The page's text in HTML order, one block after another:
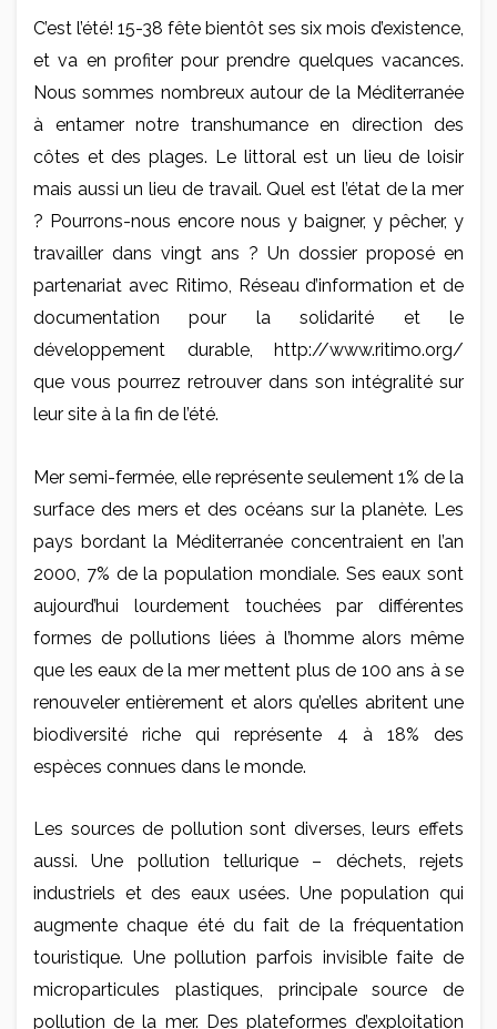
C’est l’été! 15-38 fête bientôt ses six mois d’existence,
et va en profiter pour prendre quelques vacances.
Nous sommes nombreux autour de la Méditerranée
à entamer notre transhumance en direction des
côtes et des plages. Le littoral est un lieu de loisir
mais aussi un lieu de travail. Quel est l’état de la mer
? Pourrons-nous encore nous y baigner, y pêcher, y
travailler dans vingt ans ? Un dossier proposé en
partenariat avec Ritimo, Réseau d’information et de
documentation pour la solidarité et le
développement durable, http://www.ritimo.org/
que vous pourrez retrouver dans son intégralité sur
leur site à la fin de l’été.
Mer semi-fermée, elle représente seulement 1% de la
surface des mers et des océans sur la planète. Les
pays bordant la Méditerranée concentraient en l’an
2000, 7% de la population mondiale. Ses eaux sont
aujourd’hui lourdement touchées par différentes
formes de pollutions liées à l’homme alors même
que les eaux de la mer mettent plus de 100 ans à se
renouveler entièrement et alors qu’elles abritent une
biodiversité riche qui représente 4 à 18% des
espèces connues dans le monde.
Les sources de pollution sont diverses, leurs effets
aussi. Une pollution tellurique – déchets, rejets
industriels et des eaux usées. Une population qui
augmente chaque été du fait de la fréquentation
touristique. Une pollution parfois invisible faite de
microparticules plastiques, principale source de
pollution de la mer. Des plateformes d’exploitation